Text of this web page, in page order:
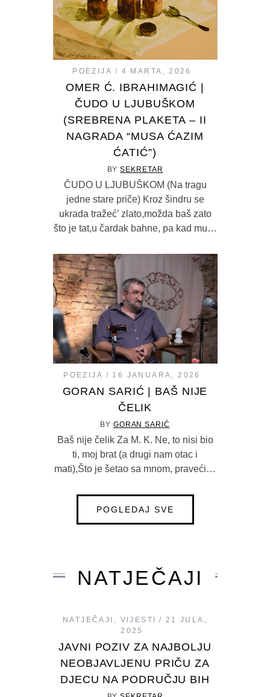
POEZIJA
OMER Ć. IBRAHIMAGIĆ |
ČUDO U LJUBUŠKOM
(SREBRENA PLAKETA – II
NAGRADA “MUSA ĆAZIM
ĆATIĆ”)
BYSEKRETAR
ČUDO U LJUBUŠKOM (Na tragu
jedne stare priče) Kroz šindru se
ukrada tražeć’ zlato,možda baš zato
16 JANUARA, 2026
GORAN SARIĆ | BAŠ NIJE
BY GORAN SARIĆ
Baš nije čelik Za M. K. Ne, to nisi bio
ti, moj brat (a drugi nam otac i
NATJEČAJI
VIJESTI
JAVNI POZIV ZA NAJBOLJU
NEOBJAVLJENU PRIČU ZA